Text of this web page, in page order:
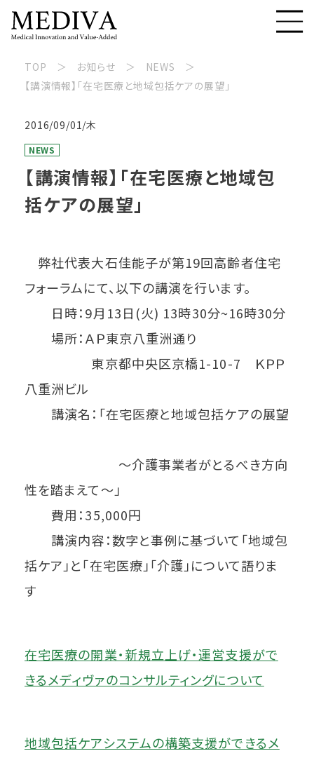
TOP お知らせ
NEWS
【講演情報】「在宅医療と地域包括ケアの展望」
2016/09/01/木
NEWS
【講演情報】「在宅医療と地域包
括ケアの展望」
弊社代表大石佳能子が第19回高齢者住宅
フォーラムにて、以下の講演を行います。
日時：9月13日(火) 13時30分~16時30分
場所：ＡＰ東京八重洲通り
東京都中央区京橋1-10-7 ＫＰＰ
八重洲ビル
講演名：「在宅医療と地域包括ケアの展望
～介護事業者がとるべき方向
性を踏まえて～」
費用：35,000円
講演内容：数字と事例に基づいて「地域包
括ケア」と「在宅医療」「介護」について語りま
す
在宅医療の開業・新規立上げ・運営支援がで
きるメディヴァのコンサルティングについて
地域包括ケアシステムの構築支援ができるメ